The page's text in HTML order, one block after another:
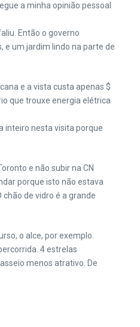
a minha opinião pessoal
Então o governo
e um jardim lindo na parte de
e a vista custa apenas $
que trouxe energia elétrica
inteiro nesta visita porque
e não subir na CN
porque isto não estava
de vidro é a grande
o alce, por exemplo.
4 estrelas
menos atrativo. De